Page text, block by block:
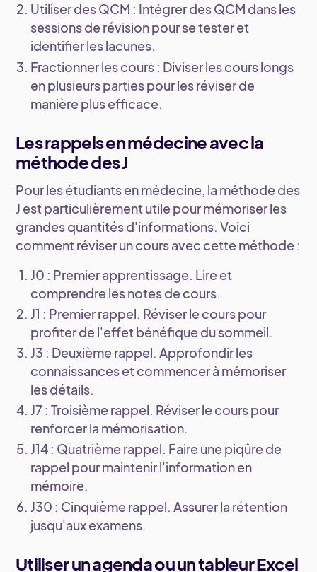
Utiliser des QCM : Intégrer des QCM dans les
sessions de révision pour se tester et
identifier les lacunes.
Fractionner les cours : Diviser les cours longs
en plusieurs parties pour les réviser de
manière plus efficace.
Les rappels en médecine avec la
méthode des J
Pour les étudiants en médecine, la méthode des
J est particulièrement utile pour mémoriser les
grandes quantités d'informations. Voici
comment réviser un cours avec cette méthode :
J0 : Premier apprentissage. Lire et
comprendre les notes de cours.
J1 : Premier rappel. Réviser le cours pour
profiter de l'effet bénéfique du sommeil.
J3 : Deuxième rappel. Approfondir les
connaissances et commencer à mémoriser
les détails.
J7 : Troisième rappel. Réviser le cours pour
renforcer la mémorisation.
J14 : Quatrième rappel. Faire une piqûre de
rappel pour maintenir l'information en
mémoire.
J30 : Cinquième rappel. Assurer la rétention
jusqu'aux examens.
Utiliser un agenda ou un tableur Excel